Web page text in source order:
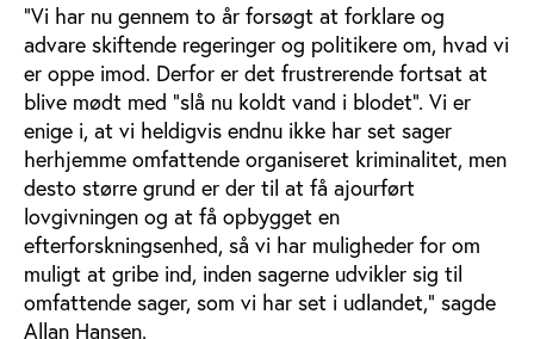
"Vi har nu gennem to år forsøgt at forklare og
advare skiftende regeringer og politikere om, hvad vi
er oppe imod. Derfor er det frustrerende fortsat at
blive mødt med ”slå nu koldt vand i blodet”. Vi er
enige i, at vi heldigvis endnu ikke har set sager
herhjemme omfattende organiseret kriminalitet, men
desto større grund er der til at få ajourført
lovgivningen og at få opbygget en
efterforskningsenhed, så vi har muligheder for om
muligt at gribe ind, inden sagerne udvikler sig til
omfattende sager, som vi har set i udlandet,” sagde
Allan Hansen.